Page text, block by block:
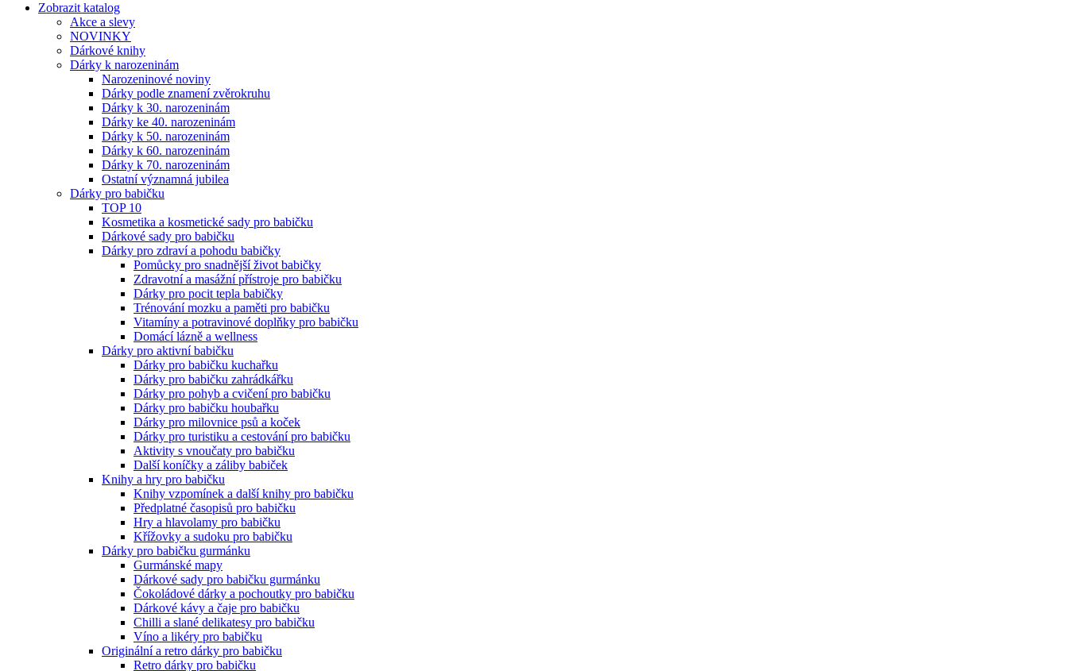
Zobrazit katalog
Akce a slevy
NOVINKY
Dárkové knihy
Dárky k narozeninám
Narozeninové noviny
Dárky podle znamení zvěrokruhu
Dárky k 30. narozeninám
Dárky ke 40. narozeninám
Dárky k 50. narozeninám
Dárky k 60. narozeninám
Dárky k 70. narozeninám
Ostatní významná jubilea
Dárky pro babičku
TOP 10
Kosmetika a kosmetické sady pro babičku
Dárkové sady pro babičku
Dárky pro zdraví a pohodu babičky
Pomůcky pro snadnější život babičky
Zdravotní a masážní přístroje pro babičku
Dárky pro pocit tepla babičky
Trénování mozku a paměti pro babičku
Vitamíny a potravinové doplňky pro babičku
Domácí lázně a wellness
Dárky pro aktivní babičku
Dárky pro babičku kuchařku
Dárky pro babičku zahrádkářku
Dárky pro pohyb a cvičení pro babičku
Dárky pro babičku houbařku
Dárky pro milovnice psů a koček
Dárky pro turistiku a cestování pro babičku
Aktivity s vnoučaty pro babičku
Další koníčky a záliby babiček
Knihy a hry pro babičku
Knihy vzpomínek a další knihy pro babičku
Předplatné časopisů pro babičku
Hry a hlavolamy pro babičku
Křížovky a sudoku pro babičku
Dárky pro babičku gurmánku
Gurmánské mapy
Dárkové sady pro babičku gurmánku
Čokoládové dárky a pochoutky pro babičku
Dárkové kávy a čaje pro babičku
Chilli a slané delikatesy pro babičku
Víno a likéry pro babičku
Originální a retro dárky pro babičku
Retro dárky pro babičku